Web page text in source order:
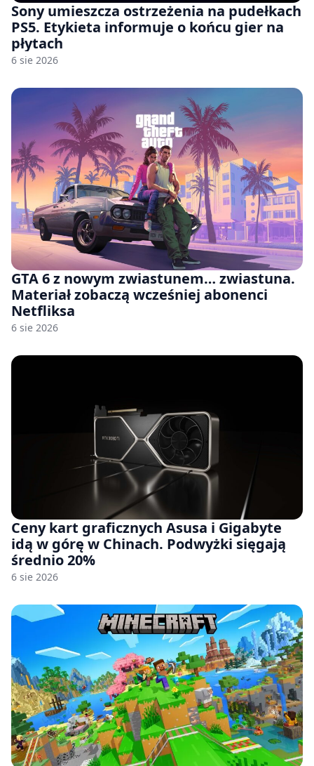
Sony umieszcza ostrzeżenia na pudełkach
PS5. Etykieta informuje o końcu gier na
płytach
6 sie 2026
GTA 6 z nowym zwiastunem… zwiastuna.
Materiał zobaczą wcześniej abonenci
Netfliksa
6 sie 2026
Ceny kart graficznych Asusa i Gigabyte
idą w górę w Chinach. Podwyżki sięgają
średnio 20%
6 sie 2026